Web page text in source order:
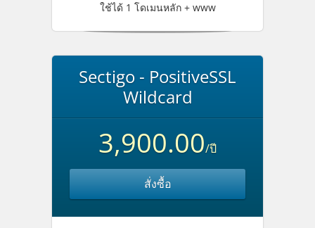
ใช้ได้ 1 โดเมนหลัก + www
Sectigo - PositiveSSL
Wildcard
3,900.00/ปี
สั่งซื้อ